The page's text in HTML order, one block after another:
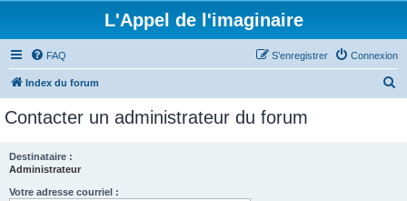
L'Appel de l'imaginaire
FAQ Connexion
S’enregistrer
Index du forum
Contacter un administrateur du forum
Destinataire :
Administrateur
Votre adresse courriel :